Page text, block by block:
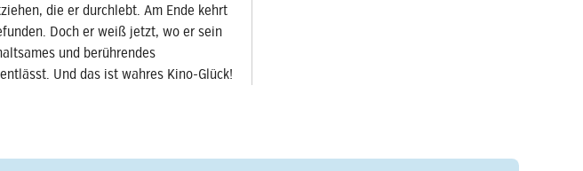
die er durchlebt. Am Ende kehrt
Doch er weiß jetzt, wo er sein
und berührendes
Und das ist wahres Kino-Glück!